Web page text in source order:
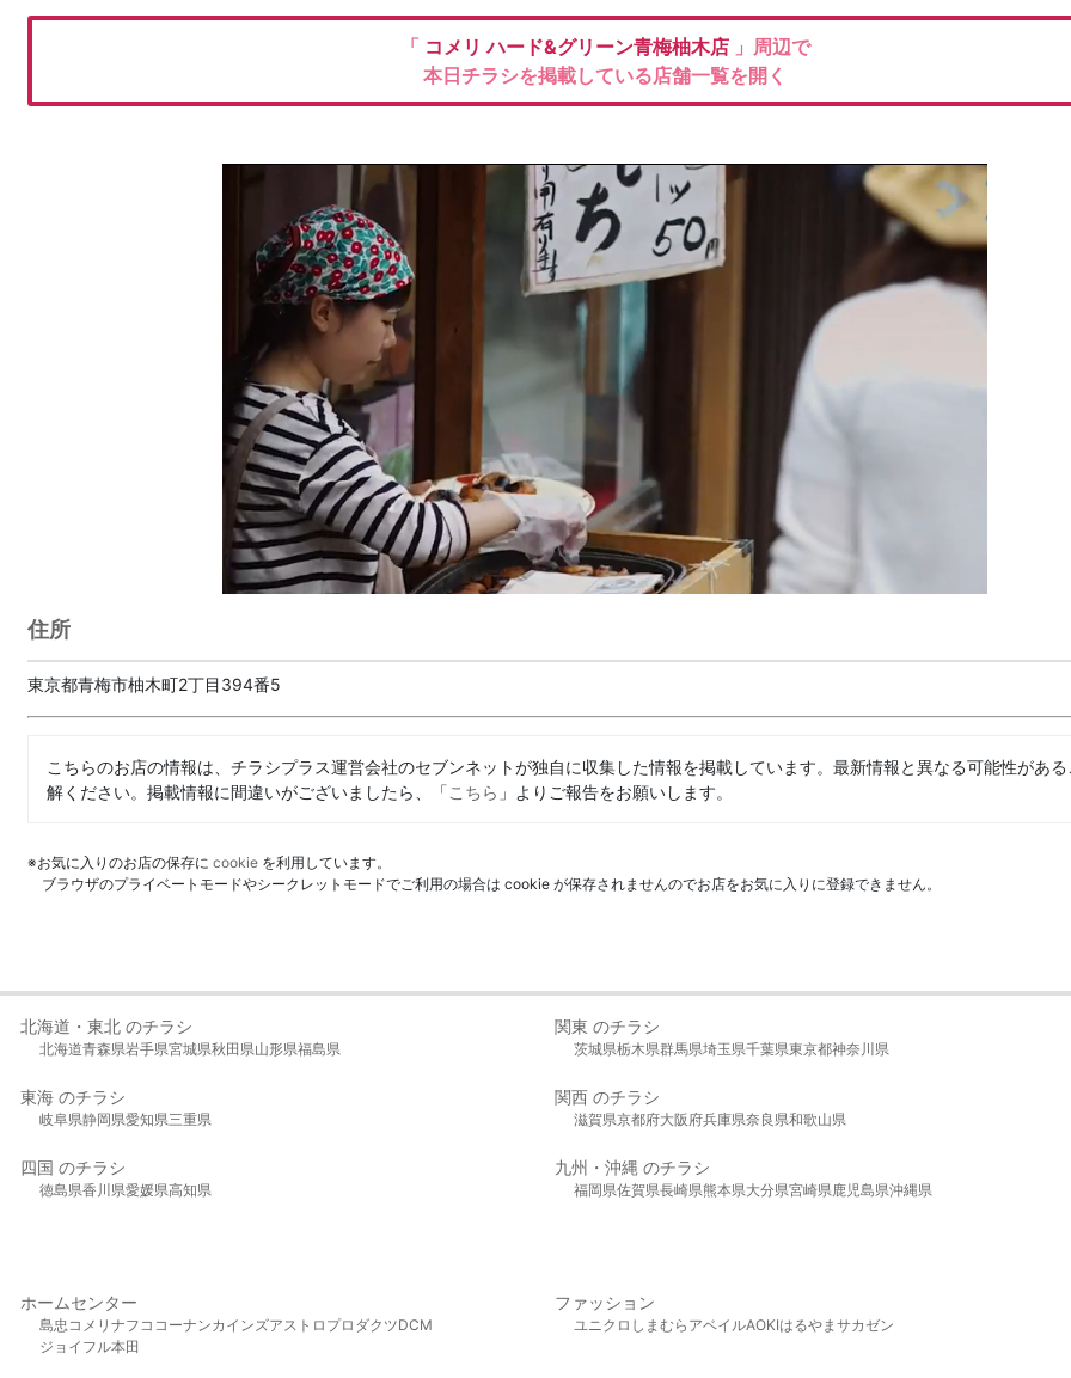
「 コメリハード&グリーン青梅柚木店 」周辺で
本日チラシを掲載している店舗一覧を開く
住所
東京都青梅市柚木町2丁目394番5
こちらのお店の情報は、チラシプラス運営会社のセブンネットが独自に収集した情報を掲載しています。最新情報と異なる可能性があ
解ください。掲載情報に間違いがございましたら、「こちら 」よりご報告をお願いします。
※お気に入りのお店の保存に cookie を利用しています。
ブラウザのプライベートモードやシークレットモードでご利用の場合は cookie が保存されませんのでお店をお気に入りに登録できません。
北海道・東北 のチラシ
北海道青森県岩手県宮城県秋田県山形県福島県
関東 のチラシ
茨城県栃木県群馬県埼玉県千葉県東京都神奈川県
東海 のチラシ
岐阜県静岡県愛知県三重県
関西 のチラシ
滋賀県京都府大阪府兵庫県奈良県和歌山県
四国 のチラシ
徳島県香川県愛媛県高知県
九州・沖縄 のチラシ
福岡県佐賀県長崎県熊本県大分県宮崎県鹿児島県沖縄県
ホームセンター
島忠 コメリ ナフコ コーナンカインズアストロプロダクツDCM
ジョイフル本田
ファッション
ユニクロ しまむら アベイルAOKIはるやま サカゼン